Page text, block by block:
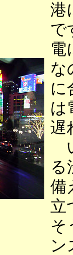
港
で
電
な
に
は
遅
る
備
立
そ
ン